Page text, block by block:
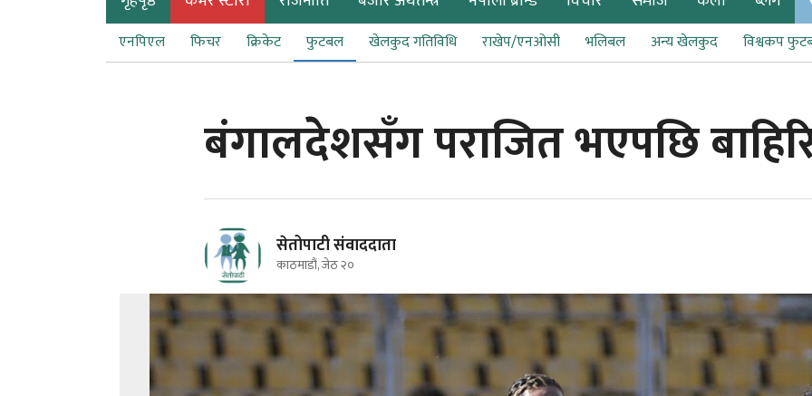
एनपिएल फिचर क्रिकेट फुटबल खेलकुद गतिविधि राखेप/एनओसी भलिबल अन्य खेलकुद विश्वकप
बंगालदेशसँग पराजित भएपछि
सेतोपाटी संवाददाता
काठमाडौं, जेठ २०